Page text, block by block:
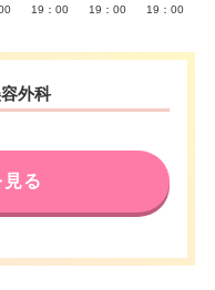
19：00
19：00
19：00
外科
る